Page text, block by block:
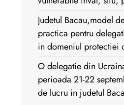
Judetul Bacau,model
practica pentru
in domeniul protectiei
O delegatie din
perioada 21-22
de lucru in judetul